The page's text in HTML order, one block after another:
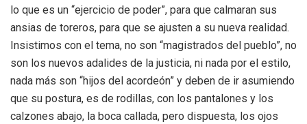
lo que es un “ejercicio de poder”, para que calmaran sus
ansias de toreros, para que se ajusten a su nueva realidad.
Insistimos con el tema, no son “magistrados del pueblo”, no
son los nuevos adalides de la justicia, ni nada por el estilo,
nada más son “hijos del acordeón” y deben de ir asumiendo
que su postura, es de rodillas, con los pantalones y los
calzones abajo, la boca callada, pero dispuesta, los ojos